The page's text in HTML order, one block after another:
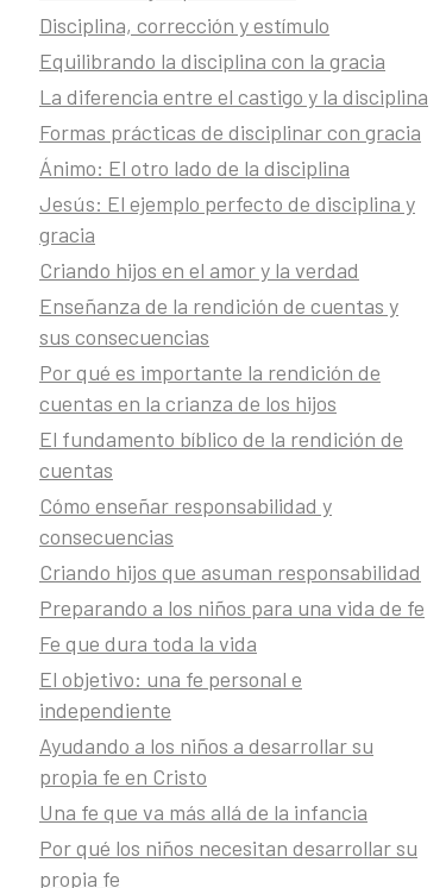
Disciplina, corrección y estímulo
Equilibrando la disciplina con la gracia
La diferencia entre el castigo y la disciplina
Formas prácticas de disciplinar con gracia
Ánimo: El otro lado de la disciplina
Jesús: El ejemplo perfecto de disciplina y
gracia
Criando hijos en el amor y la verdad
Enseñanza de la rendición de cuentas y
sus consecuencias
Por qué es importante la rendición de
cuentas en la crianza de los hijos
El fundamento bíblico de la rendición de
cuentas
Cómo enseñar responsabilidad y
consecuencias
Criando hijos que asuman responsabilidad
Preparando a los niños para una vida de fe
Fe que dura toda la vida
El objetivo: una fe personal e
independiente
Ayudando a los niños a desarrollar su
propia fe en Cristo
Una fe que va más allá de la infancia
Por qué los niños necesitan desarrollar su
propia fe